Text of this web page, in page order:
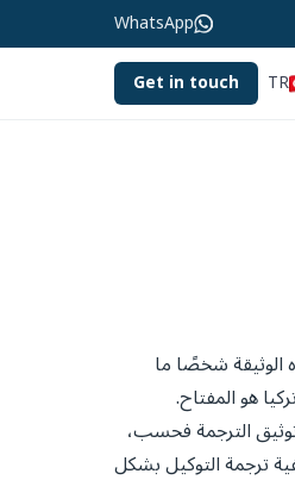
WhatsApp
TR
Get in touch
شخصًا ما
هو المفتاح.
توثيق الترجمة فحسب،
ترجمة التوكيل بشكل